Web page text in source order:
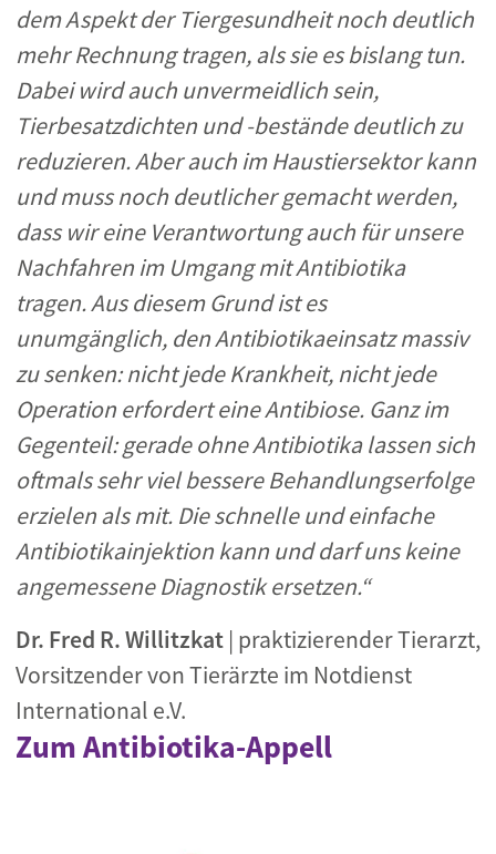
dem Aspekt der Tiergesundheit noch deutlich
mehr Rechnung tragen, als sie es bislang tun.
Dabei wird auch unvermeidlich sein,
Tierbesatzdichten und -bestände deutlich zu
reduzieren. Aber auch im Haustiersektor kann
und muss noch deutlicher gemacht werden,
dass wir eine Verantwortung auch für unsere
Nachfahren im Umgang mit Antibiotika
tragen.Aus diesem Grund ist es
unumgänglich, den Antibiotikaeinsatz massiv
zu senken: nicht jede Krankheit, nicht jede
Operation erfordert eine Antibiose. Ganz im
Gegenteil: gerade ohne Antibiotika lassen sich
oftmals sehr viel bessere Behandlungserfolge
erzielen als mit. Die schnelle und einfache
Antibiotikainjektion kann und darf uns keine
angemessene Diagnostik ersetzen.“
Dr. Fred R.Willitzkat | praktizierender Tierarzt,
Vorsitzender von Tierärzte im Notdienst
International e.V.
Zum Antibiotika-Appell